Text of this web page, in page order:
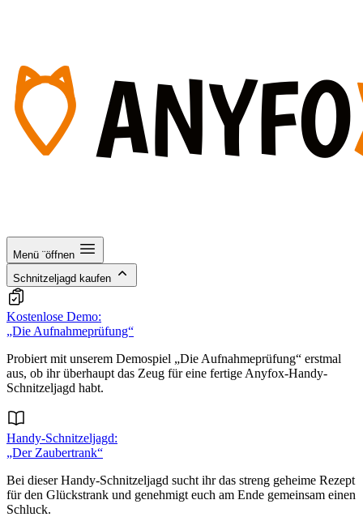
Menü ¨öffnen
Schnitzeljagd kaufen
Kostenlose Demo:
„Die Aufnahmeprüfung“
Probiert mit unserem Demospiel „Die Aufnahmeprüfung“ erstmal
aus, ob ihr überhaupt das Zeug für eine fertige Anyfox-Handy-
Schnitzeljagd habt.
Handy-Schnitzeljagd:
„Der Zaubertrank“
Bei dieser Handy-Schnitzeljagd sucht ihr das streng geheime Rezept
für den Glückstrank und genehmigt euch am Ende gemeinsam einen
Schluck.